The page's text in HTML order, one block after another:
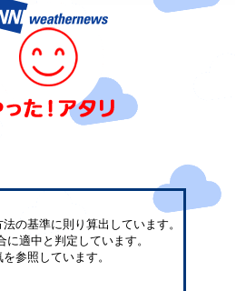
の基準に則り算出しています。
に適中と判定しています。
参照しています。